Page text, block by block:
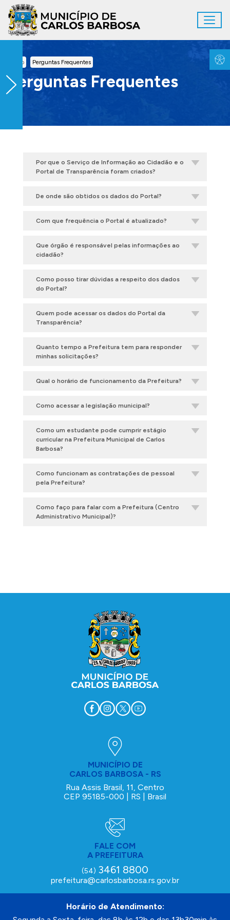
Ir para conteúdo principal
Inicio Perguntas Frequentes
Perguntas Frequentes
Por que o Serviço de Informação ao Cidadão e o
Portal de Transparência foram criados?
De onde são obtidos os dados do Portal?
Com que frequência o Portal é atualizado?
Que órgão é responsável pelas informações ao
cidadão?
Como posso tirar dúvidas a respeito dos dados
do Portal?
Quem pode acessar os dados do Portal da
Transparência?
Quanto tempo a Prefeitura tem para responder
minhas solicitações?
Qual o horário de funcionamento da Prefeitura?
Como acessar a legislação municipal?
Como um estudante pode cumprir estágio
curricular na Prefeitura Municipal de Carlos
Barbosa?
Como funcionam as contratações de pessoal
pela Prefeitura?
Como faço para falar com a Prefeitura (Centro
Administrativo Municipal)?
MUNICÍPIO DE
CARLOS BARBOSA - RS
Rua Assis Brasil, 11, Centro
CEP 95185-000 | RS | Brasil
FALE COM
A PREFEITURA
(54) 3461 8800
prefeitura@carlosbarbosa.rs.gov.br
Horário de Atendimento: